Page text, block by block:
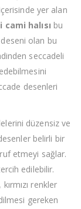
yer alan
halısı bu
olan bu
seccadeli
desenleri
düzensiz ve
belirli bir
etmeyi sağlar.
edilebilir.
renkler
gereken